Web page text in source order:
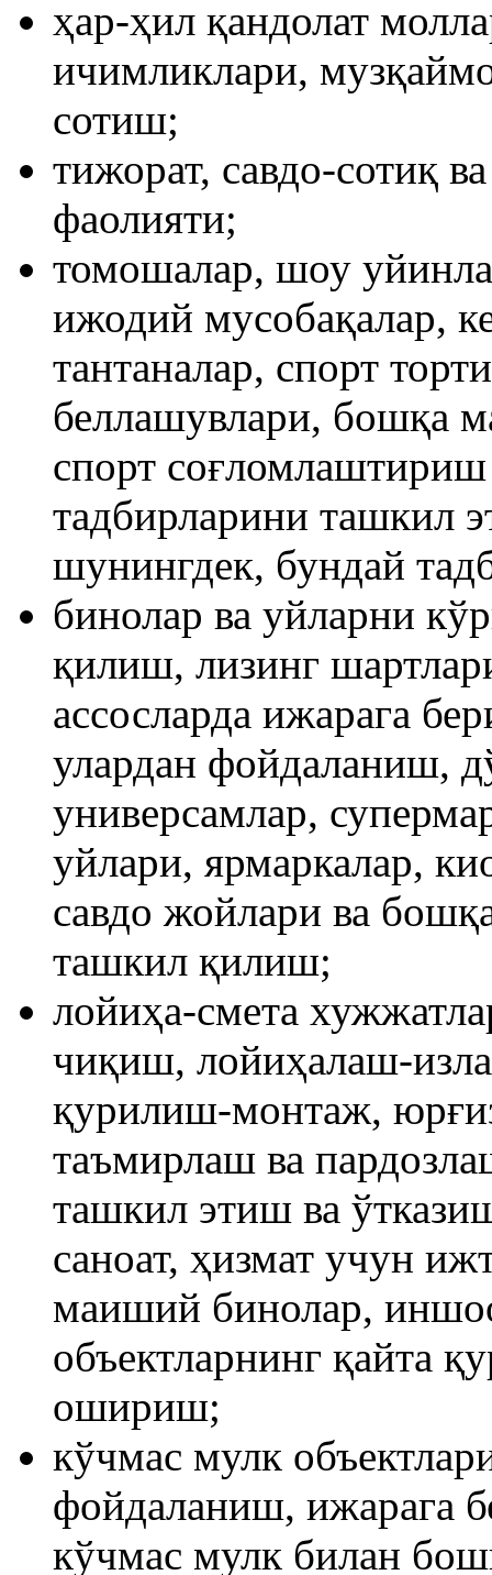
ҳар-ҳил қандолат
ичимликлари,
сотиш;
тижорат, савдо-сотиқ
фаолияти;
томошалар, шоу
ижодий мусобақалар,
тантаналар, спорт
беллашувлари, бошқа
спорт
тадбирларини ташкил
шунингдек, бундай
бинолар ва уйларни
қилиш, лизинг
ассосларда ижарага
улардан фойдаланиш,
универсамлар,
уйлари, ярмаркалар,
савдо жойлари ва
ташкил қилиш;
лойиҳа-смета
чиқиш, лойиҳалаш-
қурилиш-монтаж,
таъмирлаш ва
ташкил этиш ва
саноат, ҳизмат учун
маиший бинолар,
объектларнинг қайта
ошириш;
кўчмас мулк
фойдаланиш, ижарага
кўчмас мулк билан